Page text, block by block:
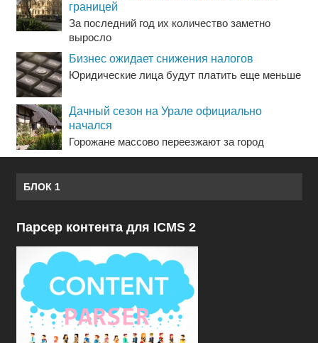
границей
За последний год их количество заметно
выросло
Бизнес ожидает снижения налогов
Юридические лица будут платить еще меньше
Дачный сезон на Урале официально
начался
Горожане массово переезжают за город
БЛОК 1
Парсер контента для ICMS 2